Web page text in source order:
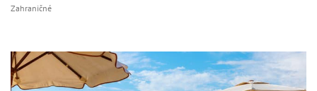
Zahraničné